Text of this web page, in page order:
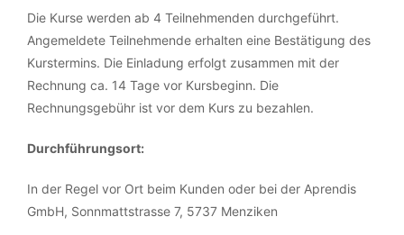
Die Kurse werden ab 4 Teilnehmenden durchgeführt.
Angemeldete Teilnehmende erhalten eine Bestätigung des
Kurstermins. Die Einladung erfolgt zusammen mit der
Rechnung ca. 14 Tage vor Kursbeginn. Die
Rechnungsgebühr ist vor dem Kurs zu bezahlen.
Durchführungsort:
In der Regel vor Ort beim Kunden oder bei der Aprendis
GmbH, Sonnmattstrasse 7, 5737 Menziken